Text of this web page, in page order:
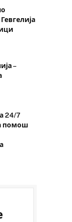
–
24/7
помош